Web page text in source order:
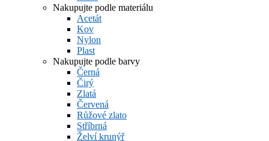
Nakupujte podle materiálu
Acetát
Kov
Nylon
Plast
Nakupujte podle barvy
Černá
Čirý
Zlatá
Červená
Růžové zlato
Stříbrná
Želví krunýř